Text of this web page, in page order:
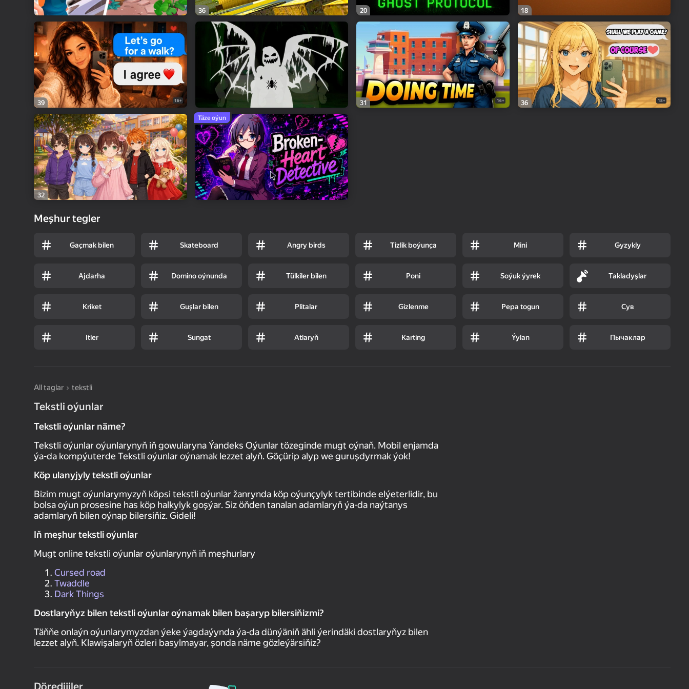
36 20 18
39 16+ 31 16+ 36 18+
32
Täze oýun
Meşhur tegler
Gaçmak bilen Skateboard Angry birds Tizlik boýunça Mini Gyzykly
Ajdarha Domino oýnunda Tülkiler bilen Poni Soýuk ýyrek Takladyşlar
Kriket Guşlar bilen Plitalar Gizlenme Pepa togun Сув
Itler Sungat Atlaryň Karting Ýylan Пычаклар
All taglar tekstli
Tekstli oýunlar
Tekstli oýunlar näme?
Tekstli oýunlar oýunlarynyň iň gowularyna Ýandeks Oýunlar tözeginde mugt oýnaň. Mobil enjamda
ýa-da kompýuterde Tekstli oýunlar oýnamak lezzet alyň. Göçürip alyp we guruşdyrmak ýok!
Köp ulanyjyly tekstli oýunlar
Bizim mugt oýunlarymyzyň köpsi tekstli oýunlar žanrynda köp oýunçylyk tertibinde elýeterlidir, bu
bolsa oýun prosesine has köp halkylyk goşýar. Siz öňden tanalan adamlaryň ýa-da naýtanys
adamlaryň bilen oýnap bilersiňiz. Gideli!
Iň meşhur tekstli oýunlar
Mugt online tekstli oýunlar oýunlarynyň iň meşhurlary
Cursed road
Twaddle
Dark Things
Dostlaryňyz bilen tekstli oýunlar oýnamak bilen başaryp bilersiňizmi?
Täňňe onlaýn oýunlarymyzdan ýeke ýagdaýynda ýa-da dünýäniň ähli ýerindäki dostlaryňyz bilen
lezzet alyň. Klawişalaryň özleri basylmayar, şonda näme gözleýärsiňiz?
Döredijiler